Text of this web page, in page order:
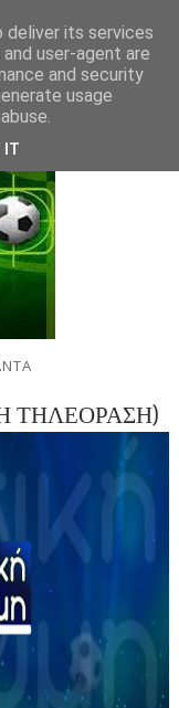
ΤΗΛΕΟΡΑΣΗ)
deliver its services
user-agent are
and security
usage
IT